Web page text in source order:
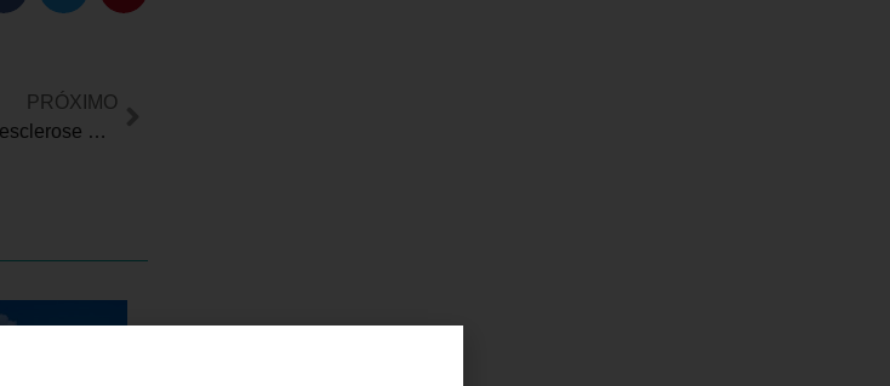
PRÓXIMO
Gildo Afonso, diagnosticado com esclerose múltipla criou a Universidade da Superação